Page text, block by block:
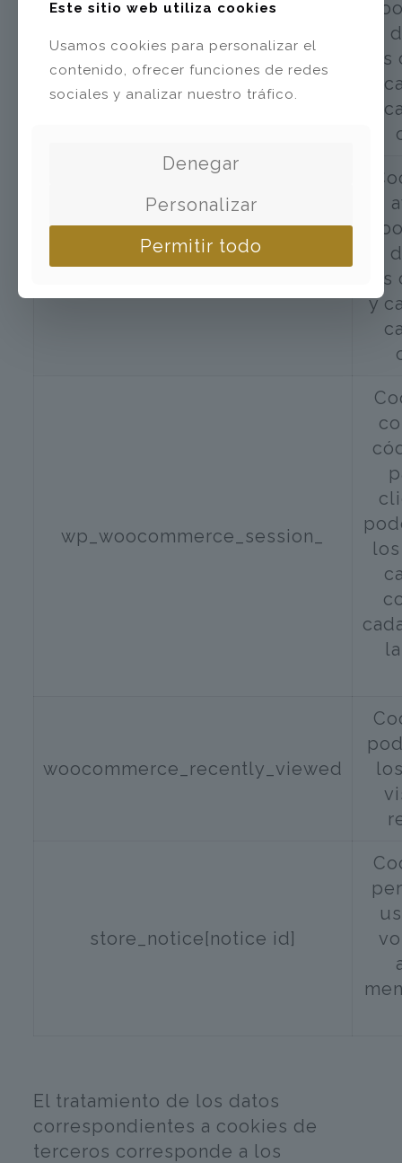
woocommerce_cart_hash
a
y
woocommerce_items_in_cart
a
y
wp_woocommerce_session_
woocommerce_recently_viewed
store_notice[notice id]
El tratamiento de los datos
correspondientes a cookies de
terceros corresponde a los
Este sitio web utiliza cookies
Usamos cookies para personalizar el
contenido, ofrecer funciones de redes
sociales y analizar nuestro tráfico.
Denegar
Personalizar
Permitir todo